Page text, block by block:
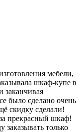
мебели,
шкаф-купе в
заканчивая
было сделано очень
скидку сделали!
прекрасный шкаф!
заказывать только